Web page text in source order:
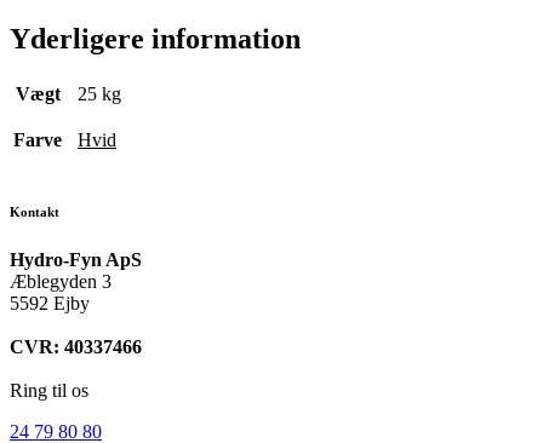
Yderligere information
Vægt 25 kg
Farve Hvid
Kontakt
Hydro-Fyn ApS
Æblegyden 3
5592 Ejby
CVR: 40337466
Ring til os
24 79 80 80